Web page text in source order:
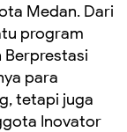
Medan. Dari
program
Berprestasi
para
tetapi juga
Inovator